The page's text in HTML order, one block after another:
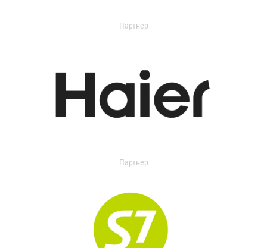
Партнер
Партнер